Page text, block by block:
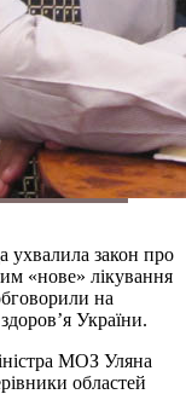
ухвалила закон про
«нове» лікування
на
України.
МОЗ Уляна
областей